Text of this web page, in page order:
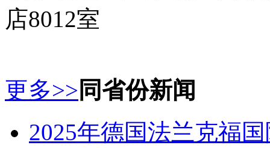
店8012室
更多>> 同省份新闻
2025年德国法兰克福